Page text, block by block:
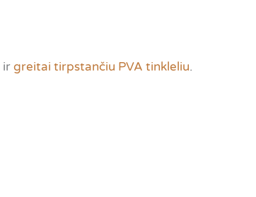
irgreitai tirpstančiu PVA tinkleliu.